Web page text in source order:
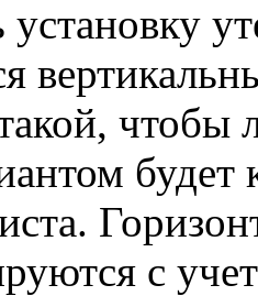
установку
чтобы
будет
с